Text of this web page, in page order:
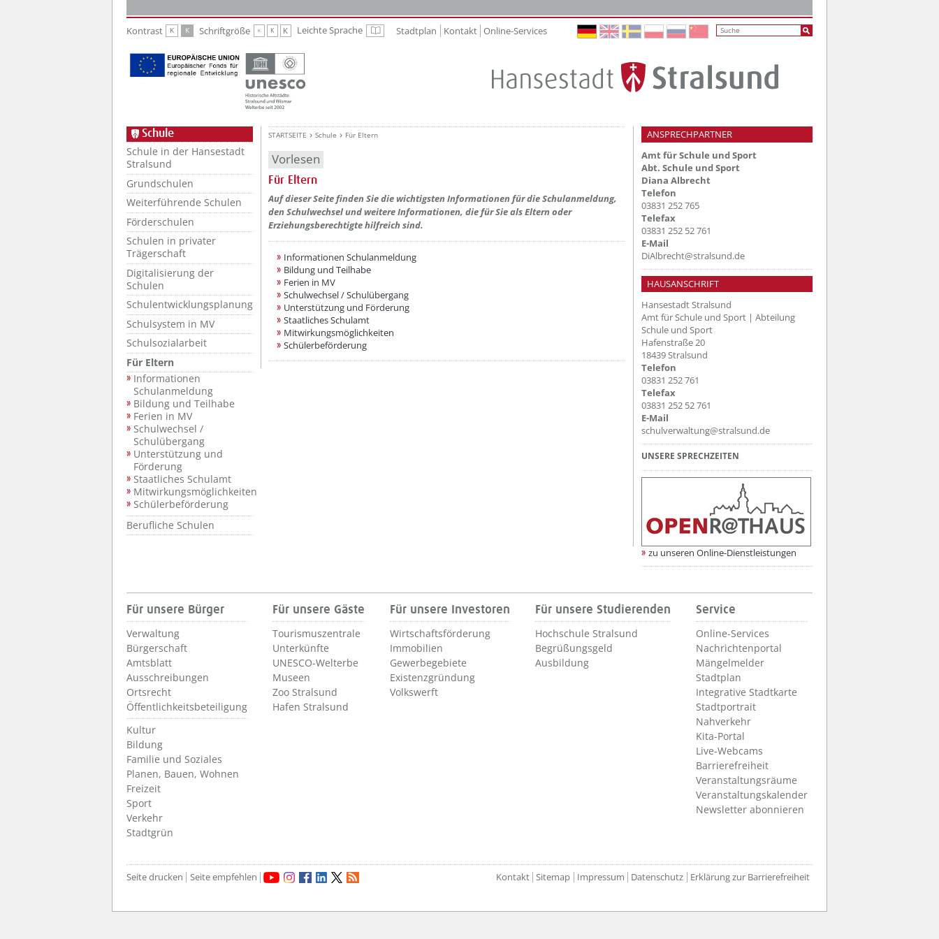
Kontrast K K Schriftgröße K K K Leichte Sprache Leichte Sprache
Stadtplan Kontakt Online-Services
Schule
Schule in der Hansestadt
Stralsund
Grundschulen
Weiterführende Schulen
Förderschulen
Schulen in privater
Trägerschaft
Digitalisierung der
Schulen
Schulentwicklungsplanung
Schulsystem in MV
Schulsozialarbeit
Für Eltern
Informationen
Schulanmeldung
Bildung und Teilhabe
Ferien in MV
Schulwechsel /
Schulübergang
Unterstützung und
Förderung
Staatliches Schulamt
Mitwirkungsmöglichkeiten
Schülerbeförderung
Berufliche Schulen
STARTSEITE Schule Für Eltern
Vorlesen
Für Eltern
??? absaetzeOben[1]/titel ???
Auf dieser Seite finden Sie die wichtigsten Informationen für die Schulanmeldung,
den Schulwechsel und weitere Informationen, die für Sie als Eltern oder
Erziehungsberechtigte hilfreich sind.
Informationen Schulanmeldung
Bildung und Teilhabe
Ferien in MV
Schulwechsel / Schulübergang
Unterstützung und Förderung
Staatliches Schulamt
Mitwirkungsmöglichkeiten
Schülerbeförderung
ANSPRECHPARTNER
Amt für Schule und Sport
Abt. Schule und Sport
Diana Albrecht
Telefon
03831 252 765
Telefax
03831 252 52 761
E-Mail
DiAlbrecht@stralsund.de
HAUSANSCHRIFT
Hansestadt Stralsund
Amt für Schule und Sport | Abteilung
Schule und Sport
Hafenstraße 20
18439 Stralsund
Telefon
03831 252 761
Telefax
03831 252 52 761
E-Mail
schulverwaltung@stralsund.de
UNSERE SPRECHZEITEN
zu unseren Online-Dienstleistungen
Für unsere Bürger
Verwaltung
Bürgerschaft
Amtsblatt
Ausschreibungen
Ortsrecht
Öffentlichkeitsbeteiligung
Kultur
Bildung
Familie und Soziales
Planen, Bauen, Wohnen
Freizeit
Sport
Verkehr
Stadtgrün
Für unsere Gäste
Tourismuszentrale
Unterkünfte
UNESCO-Welterbe
Museen
Zoo Stralsund
Hafen Stralsund
Für unsere Investoren
Wirtschaftsförderung
Immobilien
Gewerbegebiete
Existenzgründung
Volkswerft
Für unsere Studierenden
Hochschule Stralsund
Begrüßungsgeld
Ausbildung
Service
Online-Services
Nachrichtenportal
Mängelmelder
Stadtplan
Integrative Stadtkarte
Stadtportrait
Nahverkehr
Kita-Portal
Live-Webcams
Barrierefreiheit
Veranstaltungsräume
Veranstaltungskalender
Newsletter abonnieren
Seite drucken Seite empfehlen Kontakt Sitemap Impressum Datenschutz Erklärung zur Barrierefreiheit